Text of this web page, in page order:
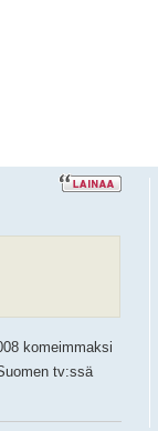
komeimmaksi
tv:ssä